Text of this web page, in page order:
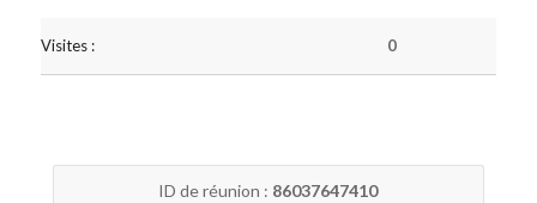
Visites : 0
ID de réunion : 86037647410